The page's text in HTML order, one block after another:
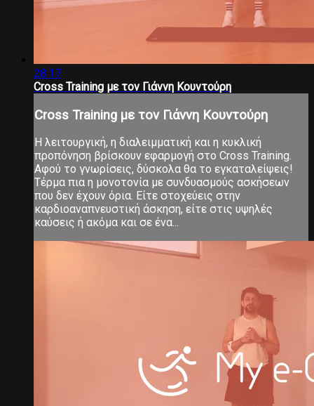
28:17
Cross Training με τον Γιάννη Κουντούρη
Cross Training με τον Γιάννη Κουντούρη
Η λειτουργική, η διαλειμματική και η κυκλική
προπόνηση βρίσκουν εφαρμογή στο Cross Training.
Αφού το γνωρίσεις, δύσκολα θα το εγκαταλείψεις!
Τέρμα πια η μονοτονία με συνδυασμούς ασκήσεων
που δεν έχουν όρια. Είτε στοχεύεις στην
καρδιοαναπνευστική άσκηση, είτε στις υψηλές
καύσεις ή ακόμα και σε ένα...